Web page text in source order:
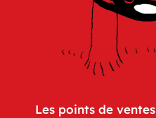
Les points de ventes